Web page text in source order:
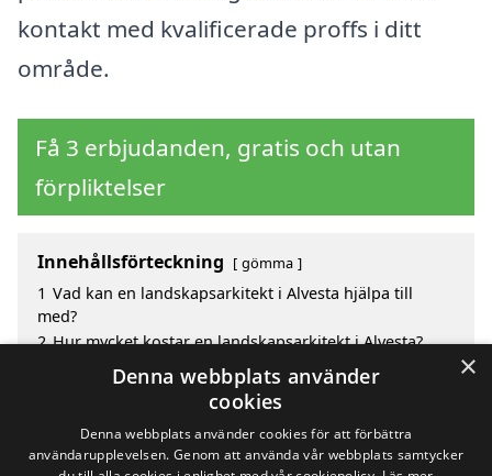
kontakt med kvalificerade proffs i ditt
område.
Få 3 erbjudanden, gratis och utan
förpliktelser
Innehållsförteckning gömma
1 Vad kan en landskapsarkitekt i Alvesta hjälpa till
med?
2 Hur mycket kostar en landskapsarkitekt i Alvesta?
Fördelar med att välja landskapsarkitekt i Alvesta
Sök efter en skicklig landskapsarkitekt i de
omgivande städerna till Alvesta
×
Denna webbplats använder
cookies
Denna webbplats använder cookies för att förbättra
användarupplevelsen. Genom att använda vår webbplats samtycker